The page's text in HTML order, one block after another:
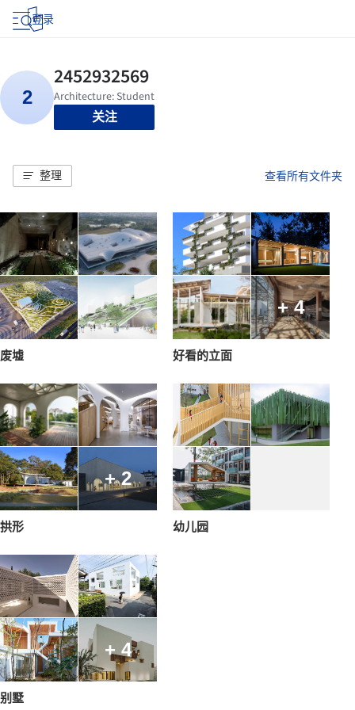
登录
关注
整理 查看所有文件夹
废墟
+ 4
好看的立面
+ 2
拱形 幼儿园
+ 4
别墅